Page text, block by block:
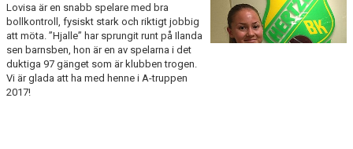
DOKUMENT
KONTAKT
HISTORIA
Lovisa är en snabb spelare med bra
bollkontroll, fysiskt stark och riktigt jobbig
att möta. ”Hjalle” har sprungit runt på Ilanda
sen barnsben, hon är en av spelarna i det
duktiga 97 gänget som är klubben trogen.
Vi är glada att ha med henne i A-truppen
2017!